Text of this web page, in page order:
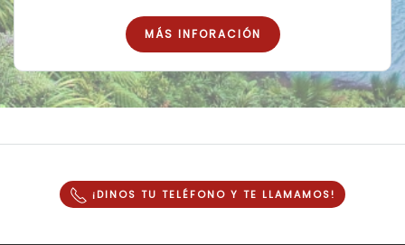
MÁS INFORACIÓN
¡DINOS TU TELÉFONO Y TE LLAMAMOS!